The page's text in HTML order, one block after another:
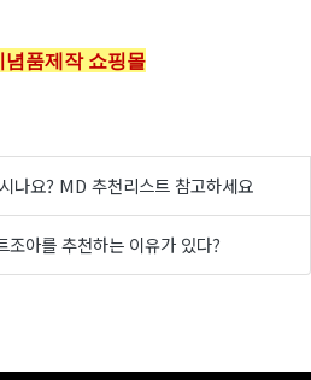
품제작 쇼핑몰
나요? MD 추천리스트 참고하세요
조아를 추천하는 이유가 있다?